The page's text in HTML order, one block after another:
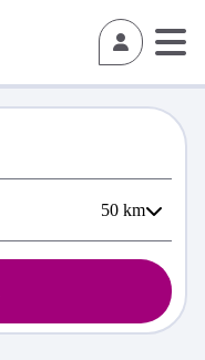
50 km